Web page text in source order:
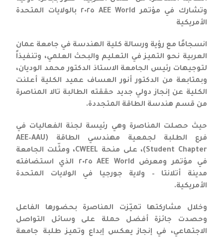
وتشارك في مؤتمر AEE World ٢٠٢٥ بالولايات المتحدة
الأمريكية
انسجامًا مع رؤية ورسالة كلية الهندسة في جامعة عمان
العربية نحو التميز في التعليم والبحث العلمي، وتنفيذاً
لتوجيهات رئيس الجامعة الاستاذ الدكتور محمد الوديان،
وبمتابعة من الدكتور أنور العساف عميد الكلية أعلنت
الكلية عن إنجاز دولي جديد حققته الطالبة تالا المناصرة
من قسم هندسة الطاقة المتجددة.
حيث حصلت المناصرة وهي رئيسة لجنة الفعاليات في
فرع الطلبة لجمعية مهندسي الطاقة (AEE–AAU
Student Chapter)، على منحة CWEEL، ومثّلت الجامعة
في مؤتمر ومعرض AEE World ٢٠٢٥ الذي استضافته
مدينة أتلانتا – ولاية جورجيا في الولايات المتحدة
الأمريكية.
وخلال مشاركتها تميّزت المناصرة بحضورها الفاعل
وحصدت جائزة أفضل حملة على وسائل التواصل
الاجتماعي، في إنجاز يعكس إبداع وتميز طلبة جامعة